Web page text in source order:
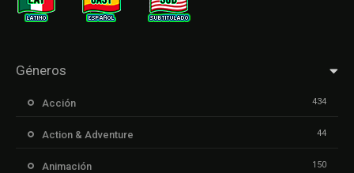
Géneros
Acción 434
Action & Adventure 44
Animación 150